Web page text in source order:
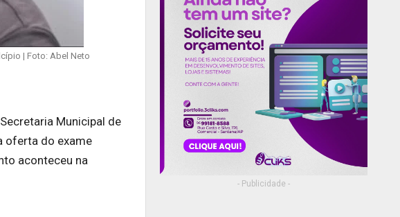
| Foto: Abel Neto
Municipal de
oferta do exame
aconteceu na
- Publicidade -